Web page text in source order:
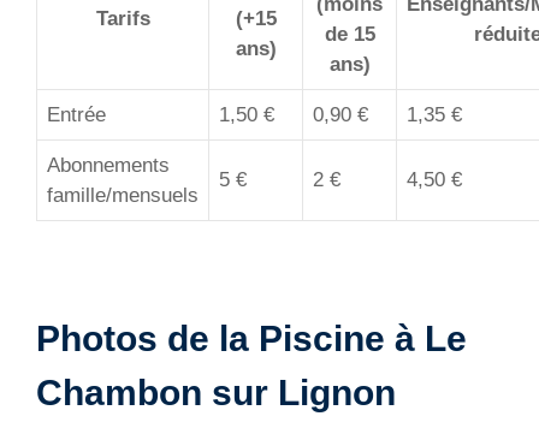
Tarifs
(+15
ans)
de 15
ans)
Entrée 1,50 € 0,90 € 1,35 €
Abonnements
famille/mensuels
5 € 2 € 4,50 €
Photos de la Piscine à Le
Chambon sur Lignon